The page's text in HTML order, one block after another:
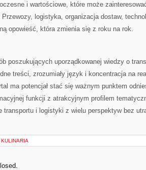
i wartościowe, które może
Przewozy, logistyka, organizacja dostaw,
opowieść, która zmienia się z roku na rok.
poszukujących uporządkowanej wiedzy o
treści, zrozumiały język i koncentracja na
ma potencjał stać się ważnym punktem
funkcji z atrakcyjnym profilem
transportu i logistyki z wielu perspektyw bez
KULINARIA